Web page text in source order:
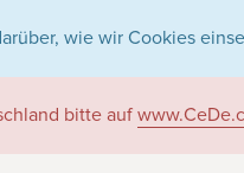
wie wir Cookies
bitte auf